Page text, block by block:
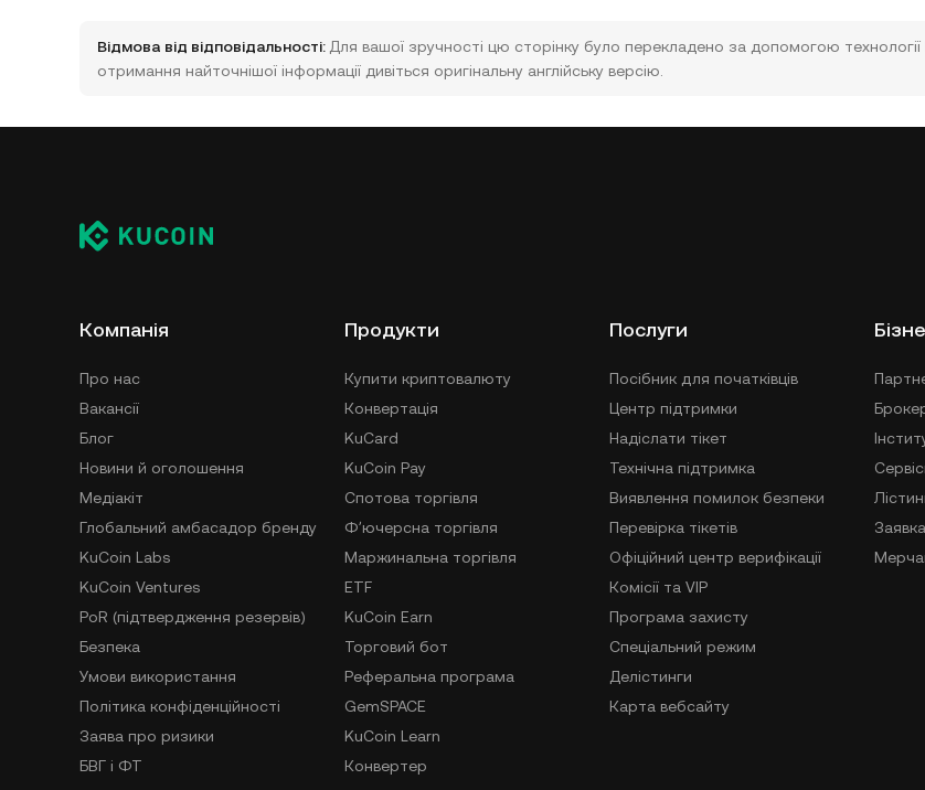
Відмова від відповідальності: Для вашої зручності цю сторінку було перекладено за допомогою технології
отримання найточнішої інформації дивіться оригінальну англійську версію.
Компанія
Про нас
Вакансії
Блог
Новини й оголошення
Медіакіт
Глобальний амбасадор бренду
KuCoin Labs
KuCoin Ventures
PoR (підтвердження резервів)
Безпека
Умови використання
Політика конфіденційності
Заява про ризики
БВГ і ФТ
Продукти
Купити криптовалюту
Конвертація
KuCard
KuCoin Pay
Спотова торгівля
Фʼючерсна торгівля
Маржинальна торгівля
ETF
KuCoin Earn
Торговий бот
Реферальна програма
GemSPACE
KuCoin Learn
Конвертер
Послуги
Посібник для початківців
Центр підтримки
Надіслати тікет
Технічна підтримка
Виявлення помилок безпеки
Перевірка тікетів
Офіційний центр верифікації
Комісії та VIP
Програма захисту
Спеціальний режим
Делістинги
Карта вебсайту